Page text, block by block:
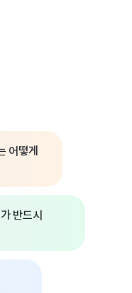
어떻게
반드시